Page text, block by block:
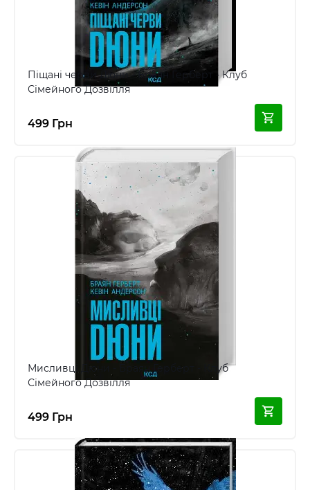
Піщані черви Дюни - Браян Герберт - Клуб
Сімейного Дозвілля
499 Грн
Мисливці Дюни - Браян Герберт - Клуб
Сімейного Дозвілля
499 Грн